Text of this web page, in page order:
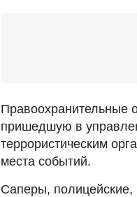
Правоохранительные
пришедшую в
террористическим
места событий.
Саперы,